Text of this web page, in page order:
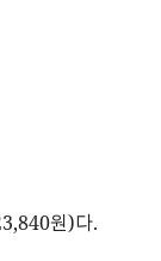
원)다.